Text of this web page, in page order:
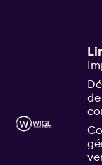
de